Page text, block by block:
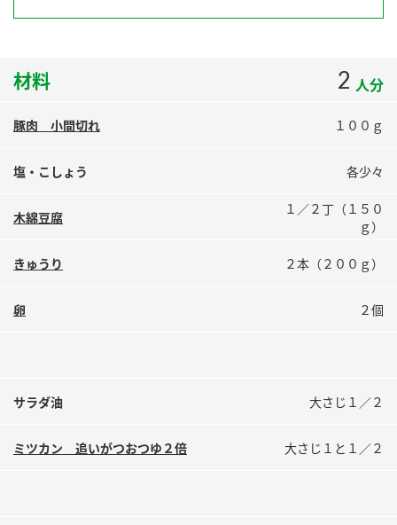
ぽん酢サワー
納豆の豆知識
ロングセラー商品 ＋ おすすめレシピ
地図から取り扱い店舗を探す
ミツカン公式通販
材料 2 人分
豚肉 小間切れ １００ｇ
塩・こしょう 各少々
木綿豆腐
１／２丁（１５０
ｇ）
きゅうり ２本（２００ｇ）
卵 ２個
サラダ油 大さじ１／２
ミツカン 追いがつおつゆ２倍 大さじ１と１／２